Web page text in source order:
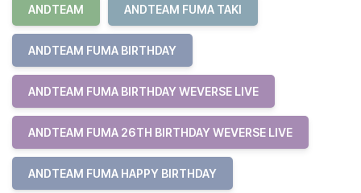
ANDTEAM ANDTEAM FUMA TAKI
ANDTEAM FUMA BIRTHDAY
ANDTEAM FUMA BIRTHDAY WEVERSE LIVE
ANDTEAM FUMA 26TH BIRTHDAY WEVERSE LIVE
ANDTEAM FUMA HAPPY BIRTHDAY